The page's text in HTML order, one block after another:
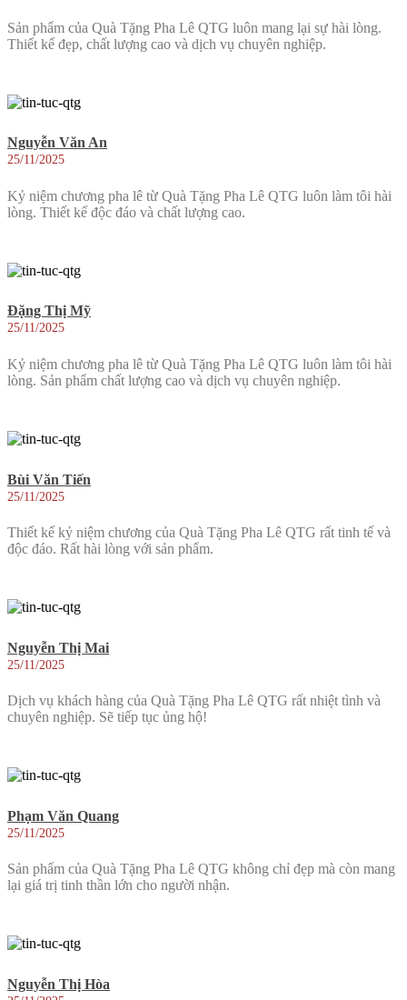
Sản phẩm của Quà Tặng Pha Lê QTG luôn mang lại sự hài lòng.
Thiết kế đẹp, chất lượng cao và dịch vụ chuyên nghiệp.
Nguyễn Văn An
25/11/2025
Kỷ niệm chương pha lê từ Quà Tặng Pha Lê QTG luôn làm tôi hài
lòng. Thiết kế độc đáo và chất lượng cao.
Đặng Thị Mỹ
25/11/2025
Kỷ niệm chương pha lê từ Quà Tặng Pha Lê QTG luôn làm tôi hài
lòng. Sản phẩm chất lượng cao và dịch vụ chuyên nghiệp.
Bùi Văn Tiến
25/11/2025
Thiết kế kỷ niệm chương của Quà Tặng Pha Lê QTG rất tinh tế và
độc đáo. Rất hài lòng với sản phẩm.
Nguyễn Thị Mai
25/11/2025
Dịch vụ khách hàng của Quà Tặng Pha Lê QTG rất nhiệt tình và
chuyên nghiệp. Sẽ tiếp tục ủng hộ!
Phạm Văn Quang
25/11/2025
Sản phẩm của Quà Tặng Pha Lê QTG không chỉ đẹp mà còn mang
lại giá trị tinh thần lớn cho người nhận.
Nguyễn Thị Hòa